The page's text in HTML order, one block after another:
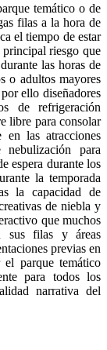
temático o de
filas a la hora de
el tiempo de estar
riesgo que
las horas de
o adultos mayores
ello diseñadores
de refrigeración
libre para consolar
en las atracciones
nebulización para
espera durante los
la temporada
la capacidad de
de niebla y
que muchos
sus filas y áreas
previas en
parque temático
para todos los
narrativa del